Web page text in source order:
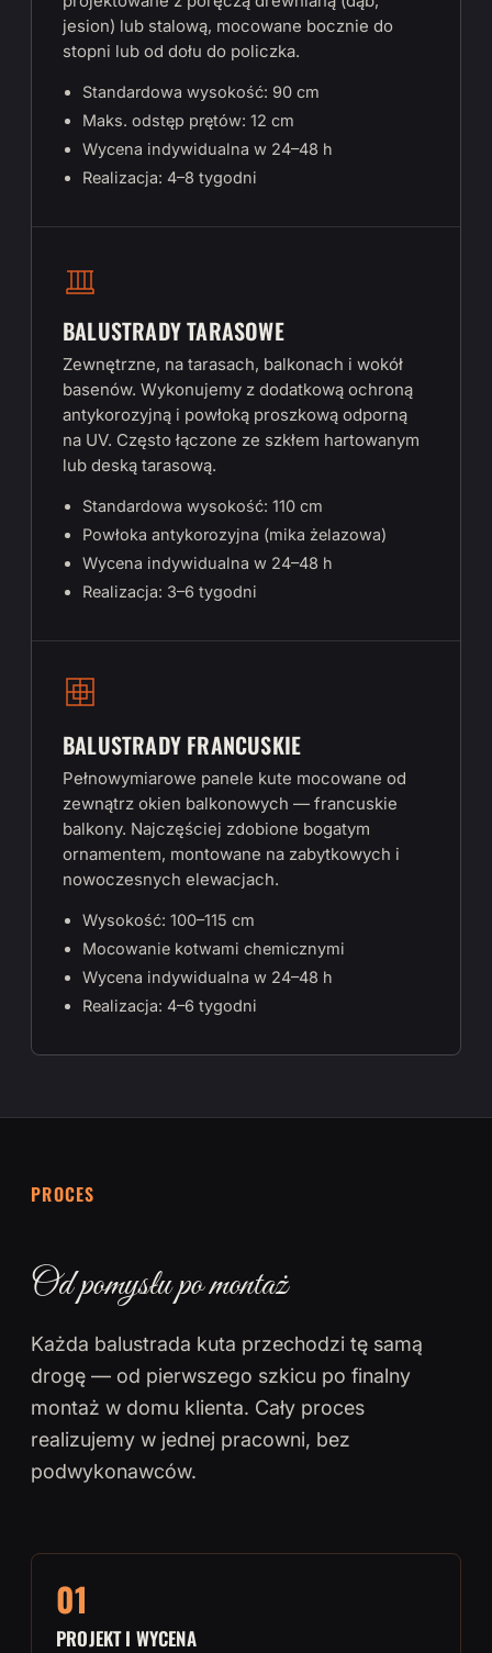
jesion) lub stalową, mocowane bocznie do
stopni lub od dołu do policzka.
Standardowa wysokość: 90 cm
Maks. odstęp prętów: 12 cm
Wycena indywidualna w 24–48 h
Realizacja: 4–8 tygodni
BALUSTRADY TARASOWE
Zewnętrzne, na tarasach, balkonach i wokół
basenów. Wykonujemy z dodatkową ochroną
antykorozyjną i powłoką proszkową odporną
na UV. Często łączone ze szkłem hartowanym
lub deską tarasową.
Standardowa wysokość: 110 cm
Powłoka antykorozyjna (mika żelazowa)
Wycena indywidualna w 24–48 h
Realizacja: 3–6 tygodni
BALUSTRADY FRANCUSKIE
Pełnowymiarowe panele kute mocowane od
zewnątrz okien balkonowych — francuskie
balkony. Najczęściej zdobione bogatym
ornamentem, montowane na zabytkowych i
nowoczesnych elewacjach.
Wysokość: 100–115 cm
Mocowanie kotwami chemicznymi
Wycena indywidualna w 24–48 h
Realizacja: 4–6 tygodni
PROCES
Od pomysłu po montaż
Każda balustrada kuta przechodzi tę samą
drogę — od pierwszego szkicu po finalny
montaż w domu klienta. Cały proces
realizujemy w jednej pracowni, bez
podwykonawców.
01
PROJEKT I WYCENA